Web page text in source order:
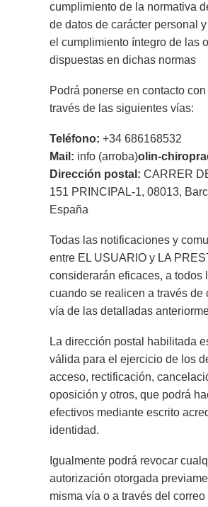
cumplimiento de la normativa
de datos de carácter personal
el cumplimiento íntegro de las
dispuestas en dichas normas
Podrá ponerse en contacto
través de las siguientes vías:
Teléfono: +34 686168532
Mail: info (arroba)olin-
Dirección postal: CARRER
151 PRINCIPAL-1, 08013,
España
Todas las notificaciones y
entre EL USUARIO y LA
considerarán eficaces, a todos
cuando se realicen a través de
vía de las detalladas
La dirección postal habilitada
válida para el ejercicio de los
acceso, rectificación,
oposición y otros, que podrá
efectivos mediante escrito
identidad.
Igualmente podrá revocar
autorización otorgada
misma vía o a través del